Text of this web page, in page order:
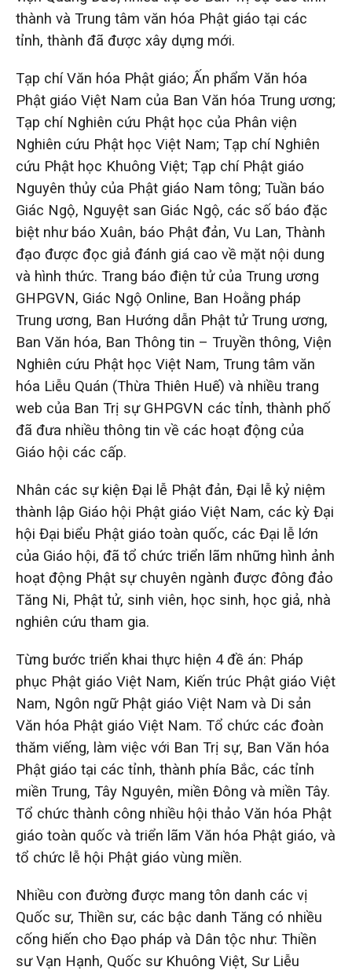
thành và Trung tâm văn hóa Phật giáo tại các
tỉnh, thành đã được xây dựng mới.
Tạp chí Văn hóa Phật giáo; Ấn phẩm Văn hóa
Phật giáo Việt Nam của Ban Văn hóa Trung ương;
Tạp chí Nghiên cứu Phật học của Phân viện
Nghiên cứu Phật học Việt Nam; Tạp chí Nghiên
cứu Phật học Khuông Việt; Tạp chí Phật giáo
Nguyên thủy của Phật giáo Nam tông; Tuần báo
Giác Ngộ, Nguyệt san Giác Ngộ, các số báo đặc
biệt như báo Xuân, báo Phật đản, Vu Lan, Thành
đạo được đọc giả đánh giá cao về mặt nội dung
và hình thức. Trang báo điện tử của Trung ương
GHPGVN, Giác Ngộ Online, Ban Hoằng pháp
Trung ương, Ban Hướng dẫn Phật tử Trung ương,
Ban Văn hóa, Ban Thông tin – Truyền thông, Viện
Nghiên cứu Phật học Việt Nam, Trung tâm văn
hóa Liễu Quán (Thừa Thiên Huế) và nhiều trang
web của Ban Trị sự GHPGVN các tỉnh, thành phố
đã đưa nhiều thông tin về các hoạt động của
Giáo hội các cấp.
Nhân các sự kiện Đại lễ Phật đản, Đại lễ kỷ niệm
thành lập Giáo hội Phật giáo Việt Nam, các kỳ Đại
hội Đại biểu Phật giáo toàn quốc, các Đại lễ lớn
của Giáo hội, đã tổ chức triển lãm những hình ảnh
hoạt động Phật sự chuyên ngành được đông đảo
Tăng Ni, Phật tử, sinh viên, học sinh, học giả, nhà
nghiên cứu tham gia.
Từng bước triển khai thực hiện 4 đề án: Pháp
phục Phật giáo Việt Nam, Kiến trúc Phật giáo Việt
Nam, Ngôn ngữ Phật giáo Việt Nam và Di sản
Văn hóa Phật giáo Việt Nam. Tổ chức các đoàn
thăm viếng, làm việc với Ban Trị sự, Ban Văn hóa
Phật giáo tại các tỉnh, thành phía Bắc, các tỉnh
miền Trung, Tây Nguyên, miền Đông và miền Tây.
Tổ chức thành công nhiều hội thảo Văn hóa Phật
giáo toàn quốc và triển lãm Văn hóa Phật giáo, và
tổ chức lễ hội Phật giáo vùng miền.
Nhiều con đường được mang tôn danh các vị
Quốc sư, Thiền sư, các bậc danh Tăng có nhiều
cống hiến cho Đạo pháp và Dân tộc như: Thiền
sư Vạn Hạnh, Quốc sư Khuông Việt, Sư Liễu